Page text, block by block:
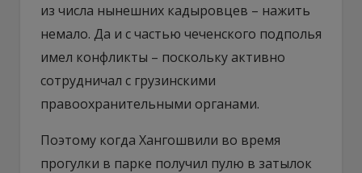
из числа нынешних кадыровцев – нажить
немало. Да и с частью чеченского подполья
имел конфликты – поскольку активно
сотрудничал с грузинскими
правоохранительными органами.
Поэтому когда Хангошвили во время
прогулки в парке получил пулю в затылок